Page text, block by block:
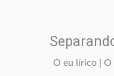
O eu lírico | O